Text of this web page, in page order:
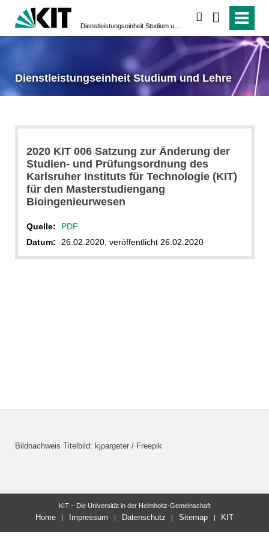
Dienstleistungseinheit Studium und Lehre
2020 KIT 006 Satzung zur Änderung der
Studien- und Prüfungsordnung des
Karlsruher Instituts für Technologie (KIT)
für den Masterstudiengang
Bioingenieurwesen
Quelle:
PDF
Datum:
26.02.2020, veröffentlicht 26.02.2020
Bildnachweis Titelbild: kjpargeter / Freepik
KIT – Die Universität in der Helmholtz-Gemeinschaft
Home Impressum Datenschutz Sitemap KIT